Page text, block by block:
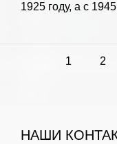
1925 году, а с
1 2
НАШИ